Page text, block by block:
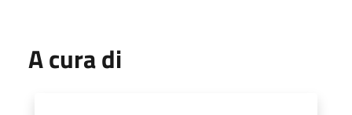
A cura di